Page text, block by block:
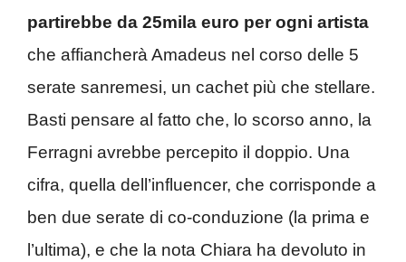
partirebbe da 25mila euro per ogni artista
che affiancherà Amadeus nel corso delle 5
serate sanremesi, un cachet più che stellare.
Basti pensare al fatto che, lo scorso anno, la
Ferragni avrebbe percepito il doppio. Una
cifra, quella dell’influencer, che corrisponde a
ben due serate di co-conduzione (la prima e
l’ultima), e che la nota Chiara ha devoluto in